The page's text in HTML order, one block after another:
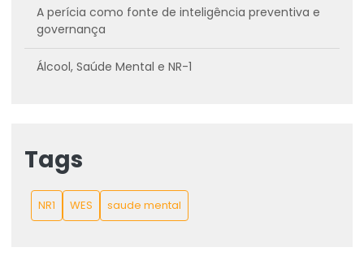
A perícia como fonte de inteligência preventiva e
governança
Álcool, Saúde Mental e NR-1
Assistência Técnica Pericial como Estratégia de ESG
e Governança: Elevando seu papel no
Posicionamento Institucional
Tags
NR1 WES saude mental